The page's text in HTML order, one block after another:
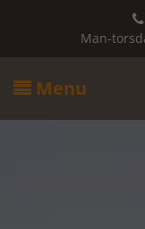

Man-
 Menu